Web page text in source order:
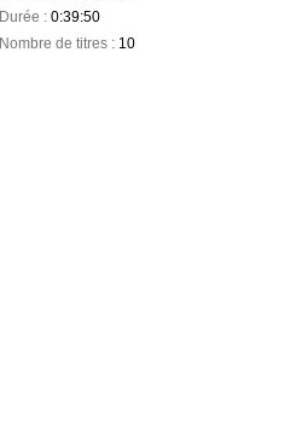
Durée :0:39:50
Nombre de titres : 10